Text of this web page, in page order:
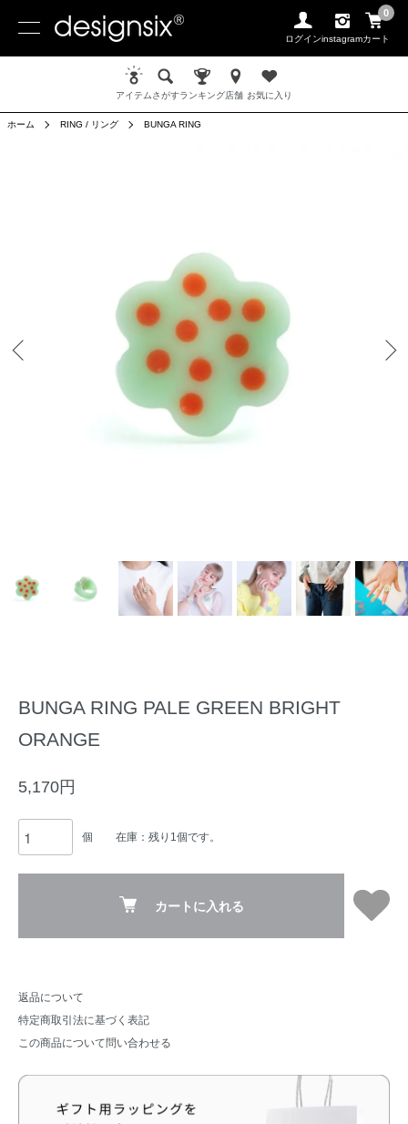
ログインinstagram
0
カート
アイテムさがすランキング店舗 お気に入り
ホーム RING / リング BUNGA RING
BUNGA RING PALE GREEN BRIGHT
ORANGE
5,170円
個 在庫：残り1個です。
カートに入れる
返品について
特定商取引法に基づく表記
この商品について問い合わせる